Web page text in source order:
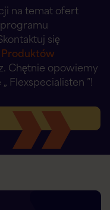
na temat ofert
się
Produktów
Chętnie opowiemy
Flexspecialisten ”!